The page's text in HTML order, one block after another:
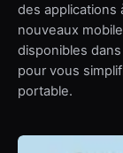
des applications
nouveaux
disponibles
pour vous
portable.